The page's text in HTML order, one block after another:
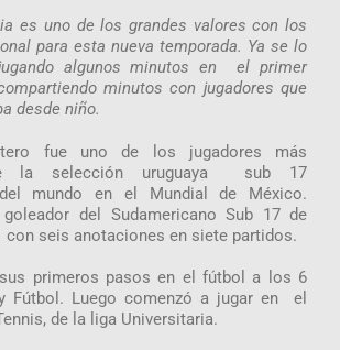
es uno de los grandes valores con los
para esta nueva temporada. Ya se lo
algunos minutos en el primer
minutos con jugadores que
desde niño.
fue uno de los jugadores más
la selección uruguaya sub 17
del mundo en el Mundial de México.
del Sudamericano Sub 17 de
con seis anotaciones en siete partidos.
primeros pasos en el fútbol a los 6
Fútbol. Luego comenzó a jugar en el
de la liga Universitaria.